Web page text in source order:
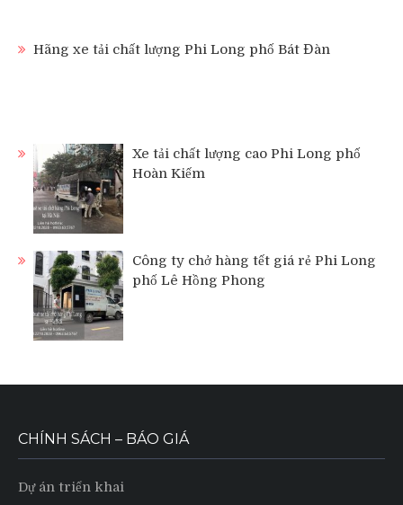
Hãng xe tải chất lượng Phi Long phố Bát Đàn
Xe tải chất lượng cao Phi Long phố
Hoàn Kiếm
Công ty chở hàng tết giá rẻ Phi Long
phố Lê Hồng Phong
CHÍNH SÁCH – BÁO GIÁ
Dự án triển khai